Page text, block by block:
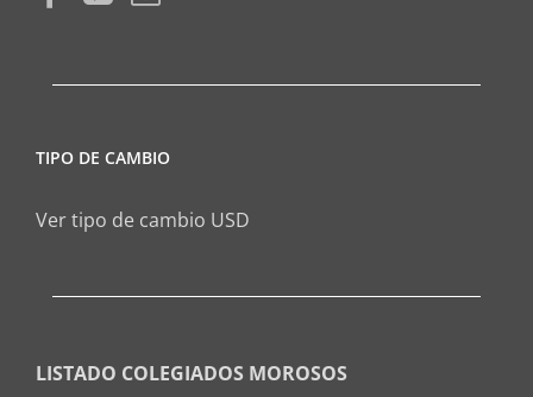
TIPO DE CAMBIO
Ver tipo de cambio USD
LISTADO COLEGIADOS MOROSOS